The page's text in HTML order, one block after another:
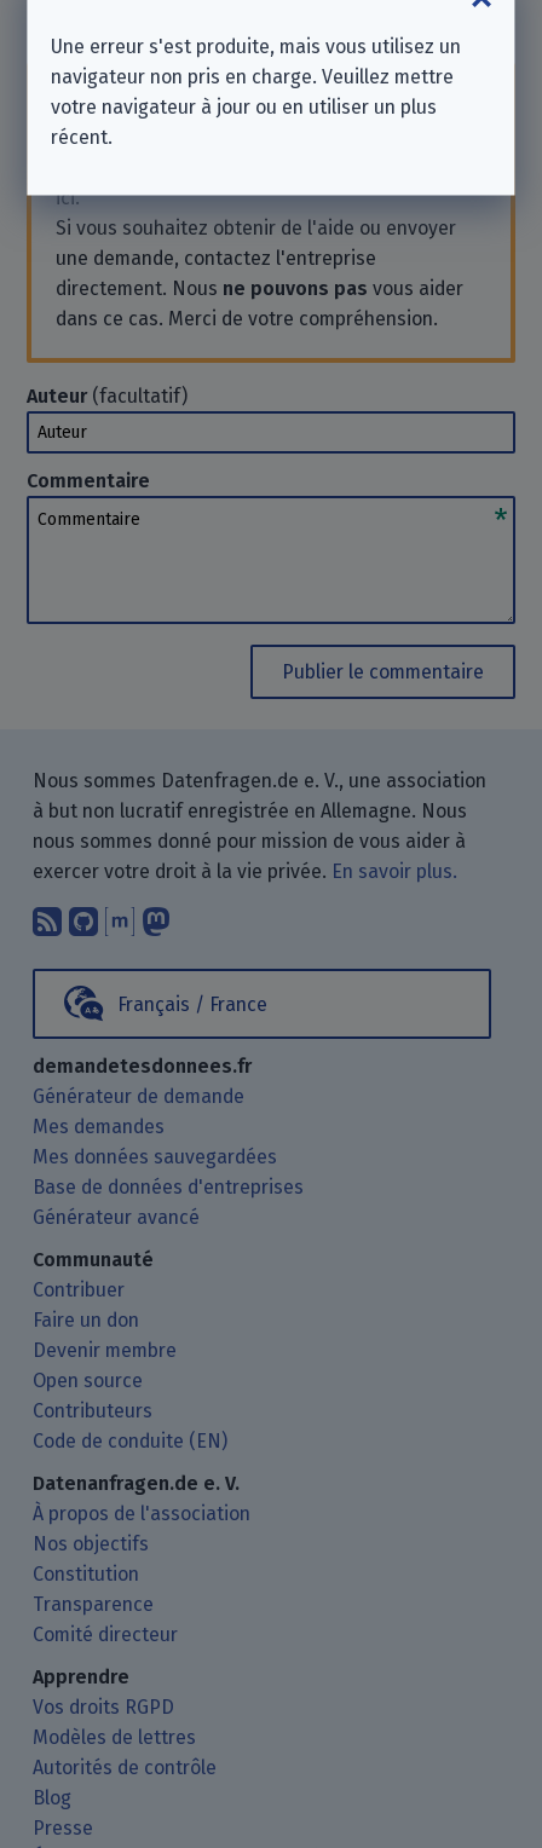
Notez que nous sommes uneassociation à but
non lucratif indépendante
ici.
Si vous souhaitez obtenir de l'aide ou envoyer
une demande, contactez l'entreprise
directement. Nous ne pouvons pas vous aider
dans ce cas. Merci de votre compréhension.
Auteur(facultatif)
Auteur
Commentaire
Commentaire
Publier le commentaire
Nous sommes Datenfragen.de e. V., une association
à but non lucratif enregistrée en Allemagne. Nous
nous sommes donné pour mission de vous aider à
exercer votre droit à la vie privée. En savoir plus.
Abonnez-vous à notre blog en
Nous trouver sur GitHub.
Échanger avec nous via Matrix.
Français / France
demandetesdonnees.fr
Générateur de demande
Mes demandes
Mes données sauvegardées
Base de données d'entreprises
Générateur avancé
Communauté
Contribuer
Faire un don
Devenir membre
Open source
Contributeurs
Code de conduite (EN)
Datenanfragen.de e. V.
À propos de l'association
Nos objectifs
Constitution
Transparence
Comité directeur
Apprendre
Vos droits RGPD
Modèles de lettres
Autorités de contrôle
Blog
Presse
Une erreur s'est produite, mais vous utilisez un
navigateur non pris en charge. Veuillez mettre
votre navigateur à jour ou en utiliser un plus
récent.